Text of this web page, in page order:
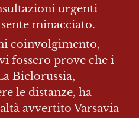
urgenti
minacciato.
coinvolgimento,
fossero prove che i
Bielorussia,
le distanze, ha
avvertito Varsavia